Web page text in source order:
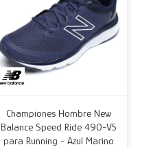
Championes Hombre New
Balance Speed Ride 490-V5
para Running - Azul Marino